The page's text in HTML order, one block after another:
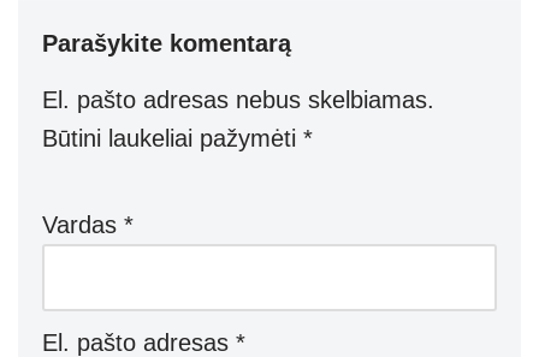
Parašykite komentarą
El. pašto adresas nebus skelbiamas.
Būtini laukeliai pažymėti *
Vardas *
El. pašto adresas *